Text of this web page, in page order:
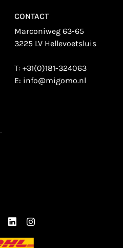
CONTACT
Marconiweg 63-65
3225 LV Hellevoetsluis
T: +31(0)181-324063
E: info@migomo.nl